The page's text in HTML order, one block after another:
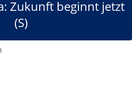
Warenkorb
Zukunft beginnt jetzt
(S)